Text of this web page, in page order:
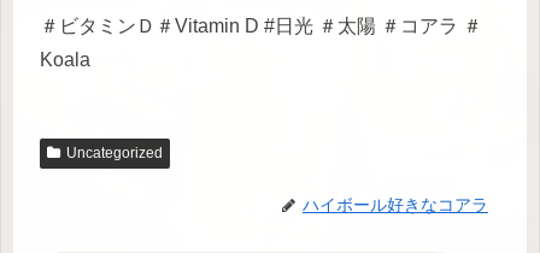
＃ビタミンＤ＃Vitamin D #日光 ＃太陽 ＃コアラ ＃
Koala
Uncategorized
ハイボール好きなコアラ